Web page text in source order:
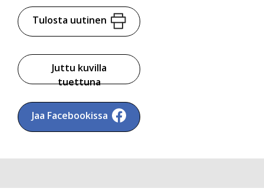
Tulosta uutinen
Juttu kuvilla
tuettuna
Jaa Facebookissa